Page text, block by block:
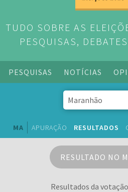
TUDO SOBRE AS
PESQUISAS,
PESQUISAS NOTÍCIAS
MA APURAÇÃO RESULTADOS
RESULTADO NO
Resultados da